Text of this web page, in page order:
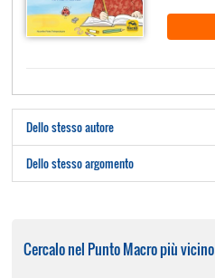
Dello stesso autore
Dello stesso argomento
Cercalo nel Punto Macro più vicino